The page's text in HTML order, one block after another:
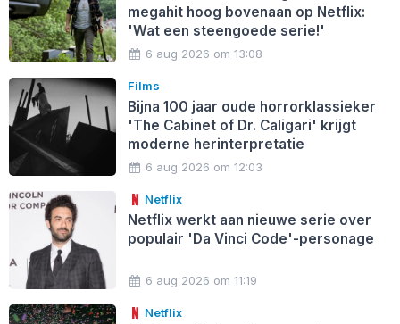
megahit hoog bovenaan op Netflix:
'Wat een steengoede serie!'
6 aug 2026 om 13:08
Films
Bijna 100 jaar oude horrorklassieker
'The Cabinet of Dr. Caligari' krijgt
moderne herinterpretatie
6 aug 2026 om 12:03
Netflix
Netflix werkt aan nieuwe serie over
populair 'Da Vinci Code'-personage
6 aug 2026 om 11:19
Netflix